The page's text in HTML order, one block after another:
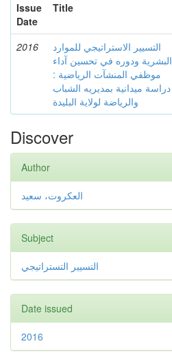
Issue
Date
Title
2016
التسيير الاستراتيجي للموارد
البشرية ودوره في تحسين آداء
موظفي المنشآت الرياضية :
دراسة ميدانية بمديريه الشباب
والرياضة لولاية البليدة
Discover
Author
العكروت، سعيد
Subject
التسيير التستراتيجي
Date issued
2016